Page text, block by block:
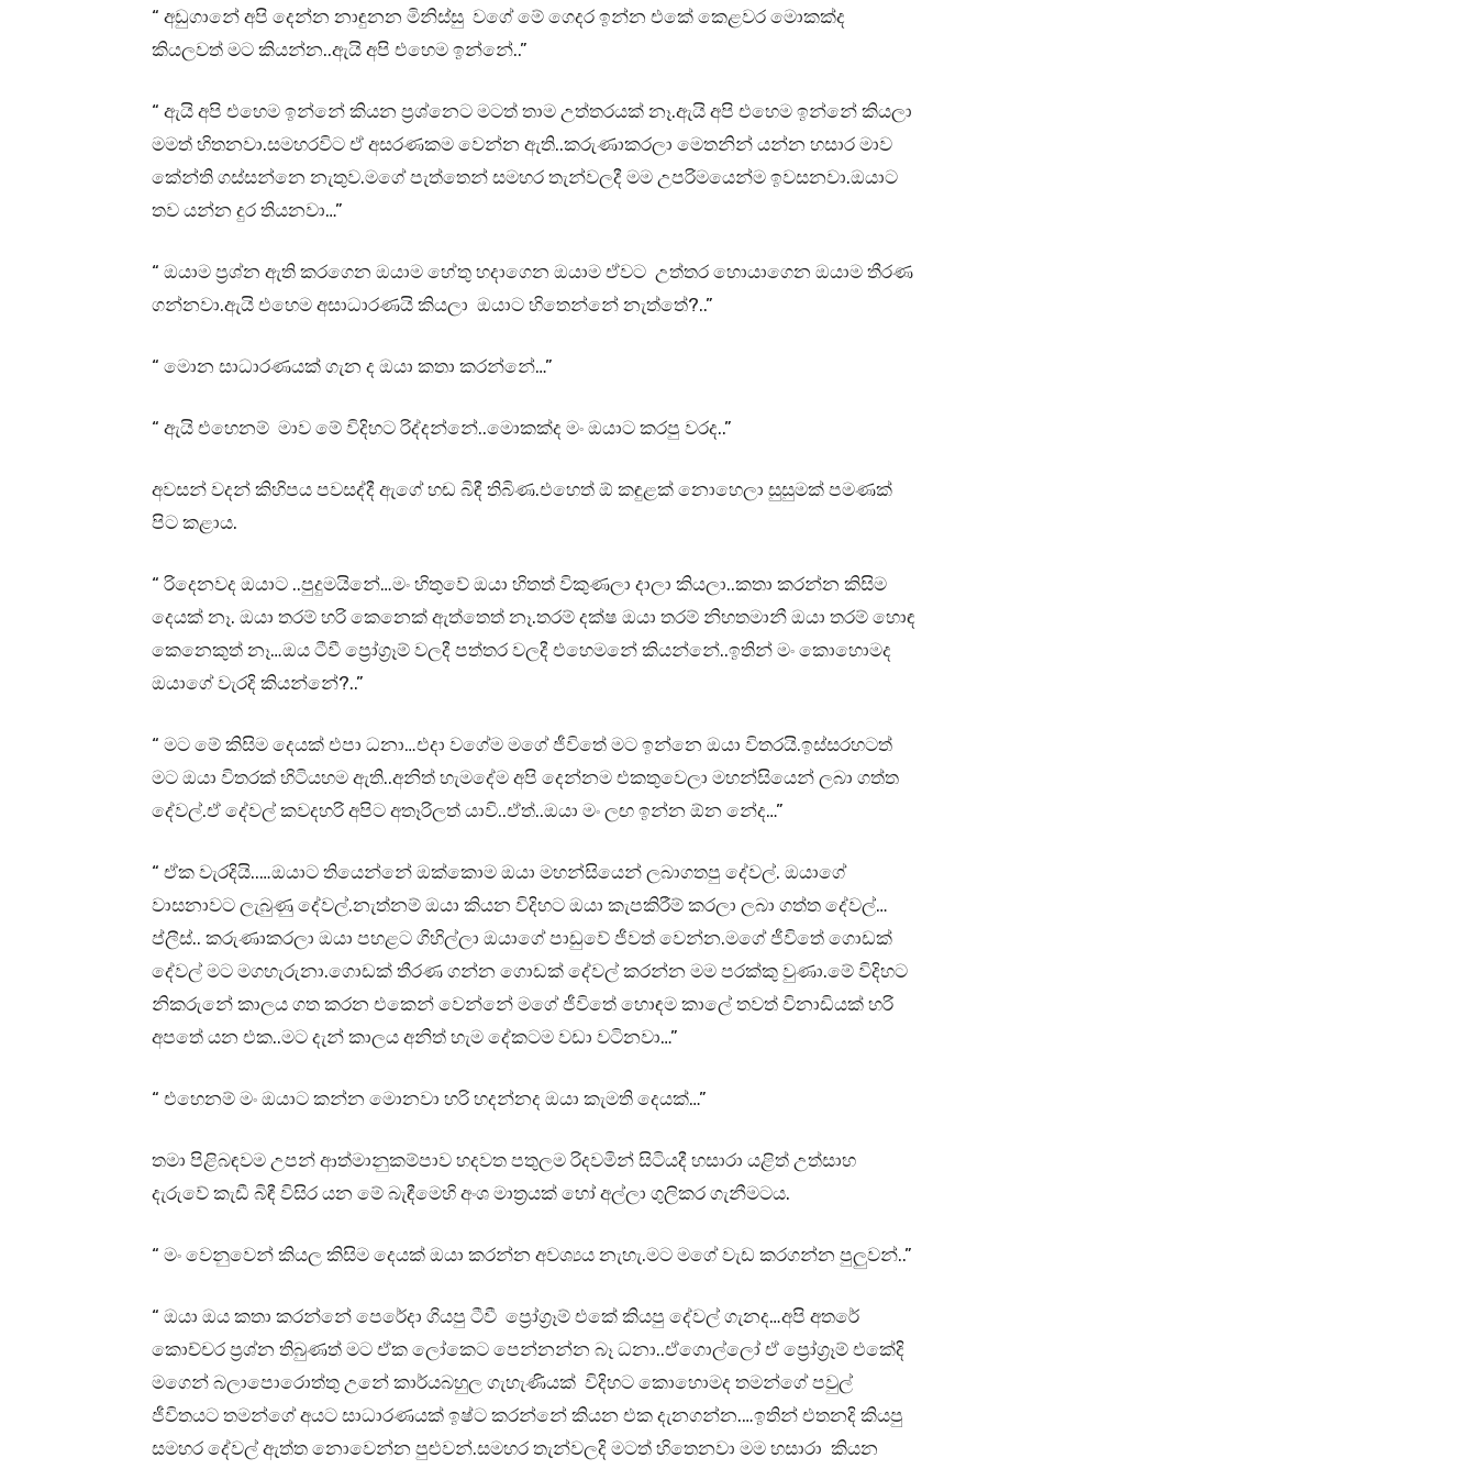
“ අඩුගානේ අපි දෙන්න නාඳුනන මිනිස්සු වගේ මේ ගෙදර ඉන්න එකේ කෙළවර මොකක්ද
කියලවත් මට කියන්න..ඇයි අපි එහෙම ඉන්නේ..”
“ ඇයි අපි එහෙම ඉන්නේ කියන ප්‍රශ්නෙට මටත් තාම උත්තරයක් නෑ.ඇයි අපි එහෙම ඉන්නේ කියලා
මමත් හිතනවා.සමහරවිට ඒ අසරණකම වෙන්න ඇති..කරුණාකරලා මෙතනින් යන්න හසාර මාව
කේන්ති ගස්සන්නෙ නැතුව.මගේ පැත්තෙන් සමහර තැන්වලදී මම උපරිමයෙන්ම ඉවසනවා.ඔයාට
තව යන්න දුර තියනවා…”
“ ඔයාම ප්‍රශ්න ඇති කරගෙන ඔයාම හේතු හදාගෙන ඔයාම ඒවට උත්තර හොයාගෙන ඔයාම තීරණ
ගන්නවා.ඇයි එහෙම අසාධාරණයි කියලා ඔයාට හිතෙන්නේ නැත්තේ?..”
“ මොන සාධාරණයක් ගැන ද ඔයා කතා කරන්නේ…”
“ ඇයි එහෙනම් මාව මේ විදිහට රිද්දන්නේ..මොකක්ද මං ඔයාට කරපු වරද..”
අවසන් වදන් කිහිපය පවසද්දී ඇගේ හඬ බිඳී තිබිණ.එහෙත් ඕ කඳුළක් නොහෙලා සුසුමක් පමණක්
පිට කළාය.
“ රිදෙනවද ඔයාට ..පුදුමයිනේ…මං හිතුවේ ඔයා හිතත් විකුණලා දාලා කියලා..කතා කරන්න කිසිම
දෙයක් නෑ. ඔයා තරම් හරි කෙනෙක් ඇත්තෙත් නෑ.තරම් දක්ෂ ඔයා තරම් නිහතමානී ඔයා තරම් හොඳ
කෙනෙකුත් නෑ…ඔය ටීවී ප්‍රෝග්‍රෑම් වලදී පත්තර වලදී එහෙමනේ කියන්නේ..ඉතින් මං කොහොමද
ඔයාගේ වැරදි කියන්නේ?..”
“ මට මේ කිසිම දෙයක් එපා ධනා…එදා වගේම මගේ ජීවිතේ මට ඉන්නෙ ඔයා විතරයි.ඉස්සරහටත්
මට ඔයා විතරක් හිටියහම ඇති..අනිත් හැමදේම අපි දෙන්නම එකතුවෙලා මහන්සියෙන් ලබා ගත්ත
දේවල්.ඒ දේවල් කවදහරි අපිට අතෑරිලත් යාවි..ඒත්..ඔයා මං ලඟ ඉන්න ඕන නේද…”
“ ඒක වැරදියි..…ඔයාට තියෙන්නේ ඔක්කොම ඔයා මහන්සියෙන් ලබාගතපු දේවල්. ඔයාගේ
වාසනාවට ලැබුණු දේවල්.නැත්නම් ඔයා කියන විදිහට ඔයා කැපකිරීම් කරලා ලබා ගත්ත දේවල්…
ප්ලීස්.. කරුණාකරලා ඔයා පහළට ගිහිල්ලා ඔයාගේ පාඩුවේ ජීවත් වෙන්න.මගේ ජීවිතේ ගොඩක්
දේවල් මට මගහැරුනා.ගොඩක් තීරණ ගන්න ගොඩක් දේවල් කරන්න මම පරක්කු වුණා.මේ විදිහට
නිකරුනේ කාලය ගත කරන එකෙන් වෙන්නේ මගේ ජීවිතේ හොඳම කාලේ තවත් විනාඩියක් හරි
අපතේ යන එක..මට දැන් කාලය අනිත් හැම දේකටම වඩා වටිනවා…”
“ එහෙනම් මං ඔයාට කන්න මොනවා හරි හදන්නද ඔයා කැමති දෙයක්…”
තමා පිළිබඳවම උපන් ආත්මානුකම්පාව හදවත පතුලම රිදවමින් සිටියදී හසාරා යළිත් උත්සාහ
දැරුවේ කැඩී බිඳී විසිර යන මේ බැඳීමෙහි අංශ මාත්‍රයක් හෝ අල්ලා ගුලිකර ගැනීමටය.
“ මං වෙනුවෙන් කියල කිසිම දෙයක් ඔයා කරන්න අවශ්‍යය නැහැ.මට මගේ වැඩ කරගන්න පුලුවන්..”
“ ඔයා ඔය කතා කරන්නේ පෙරේදා ගියපු ටීවී ප්‍රෝග්‍රෑම් එකේ කියපු දේවල් ගැනද…අපි අතරේ
කොච්චර ප්‍රශ්න තිබුණත් මට ඒක ලෝකෙට පෙන්නන්න බෑ ධනා..ඒගොල්ලෝ ඒ ප්‍රෝග්‍රෑම් එකේදි
මගෙන් බලාපොරොත්තු උනේ කාර්යබහුල ගැහැණියක් විදිහට කොහොමද තමන්ගේ පවුල්
ජීවිතයට තමන්ගේ අයට සාධාරණයක් ඉෂ්ට කරන්නේ කියන එක දැනගන්න.…ඉතින් එතනදි කියපු
සමහර දේවල් ඇත්ත නොවෙන්න පුළුවන්.සමහර තැන්වලදි මටත් හිතෙනවා මම හසාරා කියන